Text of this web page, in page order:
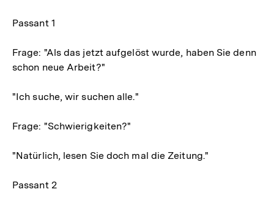
Passant 1
Frage: "Als das jetzt aufgelöst wurde, haben Sie denn
schon neue Arbeit?"
"Ich suche, wir suchen alle."
Frage: "Schwierigkeiten?"
"Natürlich, lesen Sie doch mal die Zeitung."
Passant 2